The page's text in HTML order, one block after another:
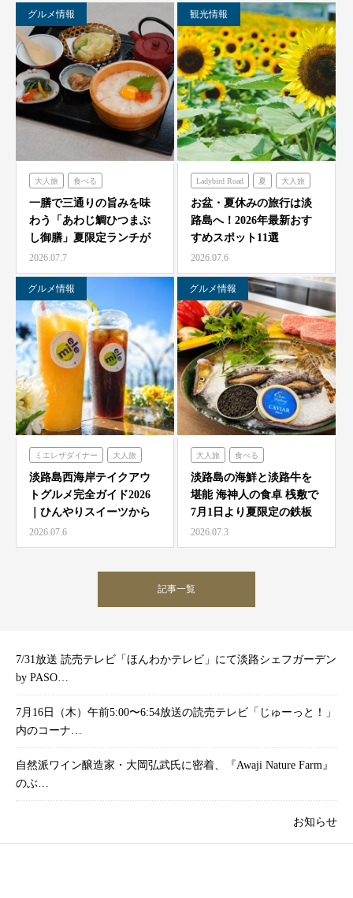
シェフガーデン
クラフトサーカス
ニジゲンノモリ
グルメ情報
大人旅 食べる
海神人の食卓
一膳で三通りの旨みを味
わう「あわじ鯛ひつまぶ
し御膳」夏限定ランチが
7/1より海神人の食卓 …
2026.07.7
観光情報
Ladybird Road 夏 大人旅
家族旅 フレンチの森
グランシャリオ
農家レストラン「陽・燦燦」
シェフガーデン
ニジゲンノモリ
お盆・夏休みの旅行は淡
路島へ！2026年最新おす
すめスポット11選
2026.07.6
グルメ情報
ミエレザダイナー 大人旅
家族旅 食べる
ハローキティスマイル
ミエレザガーデン
ハローキティショーボックス
淡路島西海岸テイクアウ
トグルメ完全ガイド2026
｜ひんやりスイーツから
絶品グルメまで徹底紹…
2026.07.6
グルメ情報
大人旅 食べる
海神人の食卓
淡路島の海鮮と淡路牛を
堪能 海神人の食卓 桟敷で
7月1日より夏限定の鉄板
焼きコース4種が登…
2026.07.3
記事一覧
7/31放送 読売テレビ「ほんわかテレビ」にて淡路シェフガーデン
by PASO…
7月16日（木）午前5:00〜6:54放送の読売テレビ「じゅーっと！」
内のコーナ…
自然派ワイン醸造家・大岡弘武氏に密着、『Awaji Nature Farm』
のぶ…
お知らせ